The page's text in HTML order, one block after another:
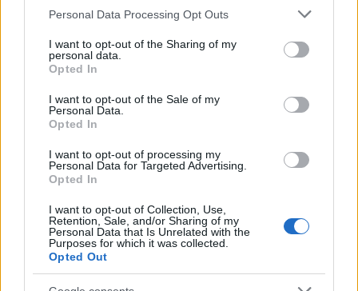
Please note that this website/app uses one or more Google
not limited to your visit or usage behaviour. You may click to
grant or deny consent to Google and its third-party tags to
use your data for below specified purposes in below Google
consent section.
Personal Data Processing Opt Outs
I want to opt-out of the Sharing of my
personal data.
Opted In
I want to opt-out of the Sale of my
Personal Data.
Opted In
I want to opt-out of processing my
Personal Data for Targeted Advertising.
Opted In
I want to opt-out of Collection, Use,
Retention, Sale, and/or Sharing of my
Personal Data that Is Unrelated with the
Purposes for which it was collected.
Opted Out
Τετάρτη 20/7 – Ψηφοφορία για την τελική
επιλογή
Οι Συντηρητικοί βουλευτές συμμετέχουν σήμερα
στην τελική ψηφοφορία. Οι δύο υποψήφιοι με τις
περισσότερες ψήφους θα προχωρήσουν στην
επόμενη φάση. Το αποτέλεσμα αναμένεται στις